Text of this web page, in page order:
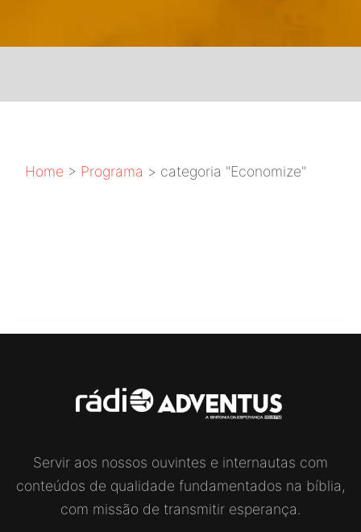
Home > Programa > categoria "Economize"
Servir aos nossos ouvintes e internautas com
conteúdos de qualidade fundamentados na bíblia,
com missão de transmitir esperança.